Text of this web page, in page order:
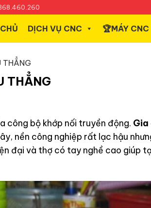
DỊCH VỤ CNC ️🏆MÁY CNC
THẲNG
THẲNG
công bộ khớp nối truyền động. Gia
nền công nghiệp rất lạc hậu
đại và thợ có tay nghề cao giúp